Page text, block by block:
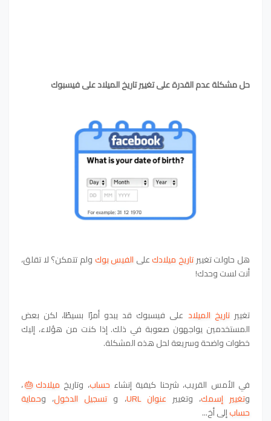
حل مشكلة عدم القدرة على تغيير تاريخ الميلاد على فيسبوك
هل حاولت تغييرتاريخ ميلادكعلى الفيس بوكولم تتمكن؟ لا تقلق،
أنت لست وحدك!
تغييرتاريخ الميلاد على فيسبوك قد يبدو أمرًا بسيطًا، لكن بعض
المستخدمين يواجهون صعوبة في ذلك. إذا كنت من هؤلاء، إليك
خطوات واضحة وسريعة لحل هذه المشكلة.
في الأمس القريب، شرحنا كيفية إنشاء حساب، وتاريخ ميلادك🎂،
وتغيير إسمك، وتغيير عنوان URL ، و تسجيل الدخول، وحماية
حسابإلى أخ...